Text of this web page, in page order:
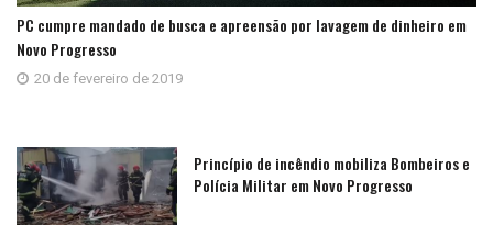
PC cumpre mandado de busca e apreensão por lavagem de dinheiro em
Novo Progresso
20 de fevereiro de 2019
Princípio de incêndio mobiliza Bombeiros e
Polícia Militar em Novo Progresso